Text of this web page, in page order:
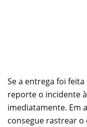
Se a entrega foi
reporte o incidente
imediatamente. Em
consegue rastrear